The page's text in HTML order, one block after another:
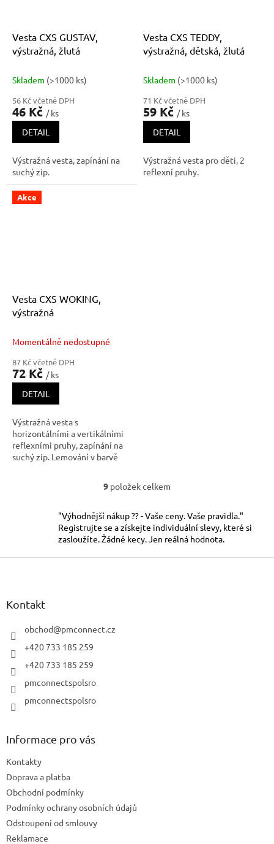
Vesta CXS GUSTAV,
výstražná, žlutá
Skladem (>1000 ks)
56 Kč včetně DPH
46 Kč / ks
DETAIL
Výstražná vesta, zapínání na
suchý zip.
Vesta CXS TEDDY,
výstražná, dětská, žlutá
Skladem (>1000 ks)
71 Kč včetně DPH
59 Kč / ks
DETAIL
Výstražná vesta pro děti, 2
reflexní pruhy.
Akce
Vesta CXS WOKING,
výstražná
Momentálně nedostupné
87 Kč včetně DPH
72 Kč / ks
DETAIL
Výstražná vesta s
horizontálními a vertikálními
reflexními pruhy, zapínání na
suchý zip. Lemování v barvě
O
l
á
d
c
9 položek celkem
"Výhodnější nákup ?? - Vaše ceny. Vaše pravidla."
Registrujte se a získejte individuální slevy, které si
zasloužíte. Žádné kecy. Jen reálná hodnota.
Z
Kontakt
obchod@pmconnect.cz
+420 733 185 259
+420 733 185 259
pmconnectspolsro
pmconnectspolsro
Informace pro vás
Kontakty
Doprava a platba
Obchodní podmínky
Podmínky ochrany osobních údajů
Odstoupení od smlouvy
Reklamace